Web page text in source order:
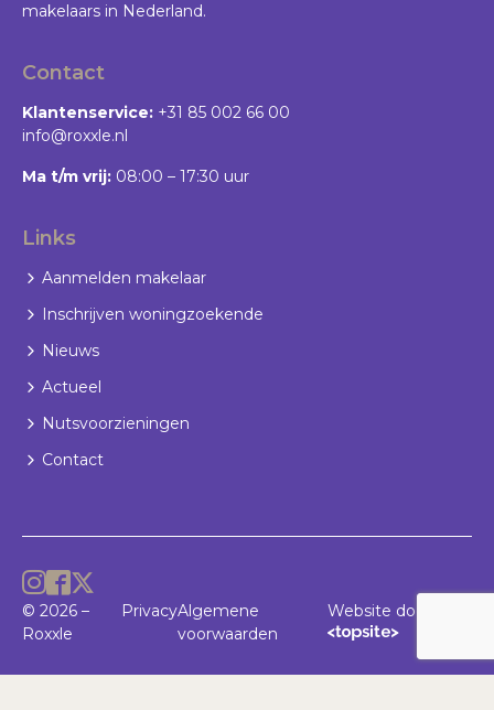
makelaars in Nederland.
Contact
Klantenservice: +31 85 002 66 00
info@roxxle.nl
Ma t/m vrij: 08:00 – 17:30 uur
Links
Aanmelden makelaar
Inschrijven woningzoekende
Nieuws
Actueel
Nutsvoorzieningen
Contact
© 2026 –
Roxxle
PrivacyAlgemene
voorwaarden
Website door